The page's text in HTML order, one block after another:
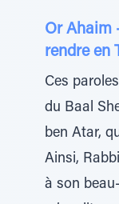
Or Ahaim
rendre en
Ces
du Baal
ben Atar,
Ainsi,
à son